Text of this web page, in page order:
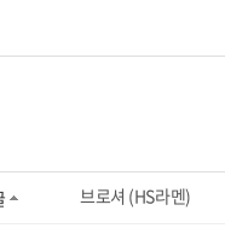
브로셔 (HS라멘)